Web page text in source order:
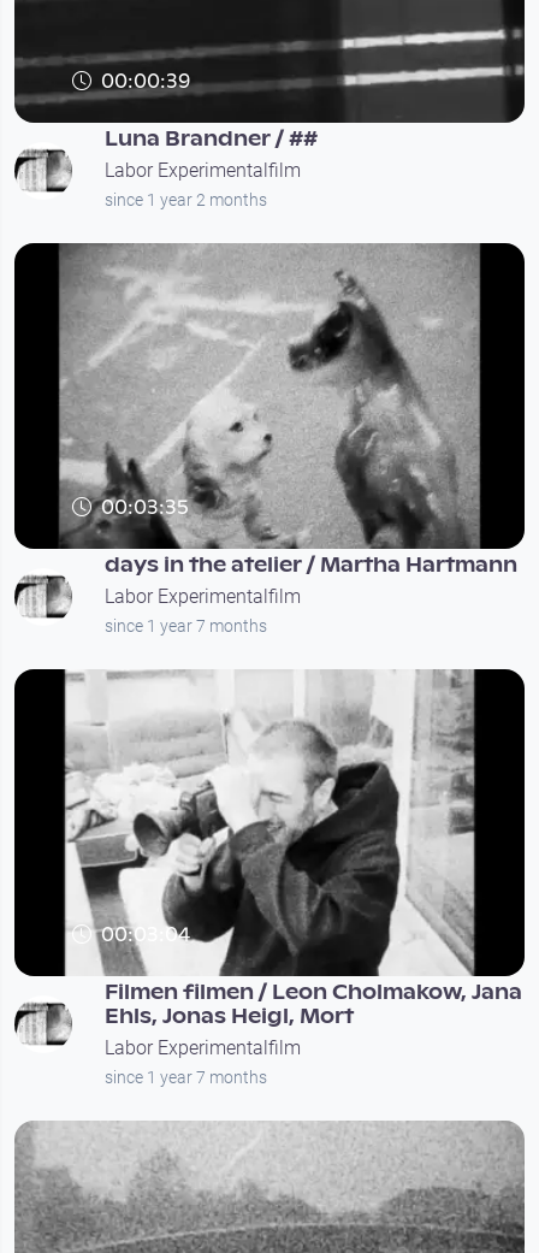
00:00:39
Luna Brandner / ##
Labor Experimentalfilm
since 1 year 2 months
00:03:35
days in the atelier / Martha Hartmann
Labor Experimentalfilm
since 1 year 7 months
00:03:04
Filmen filmen / Leon Cholmakow, Jana
Ehls, Jonas Heigl, Mort
Labor Experimentalfilm
since 1 year 7 months